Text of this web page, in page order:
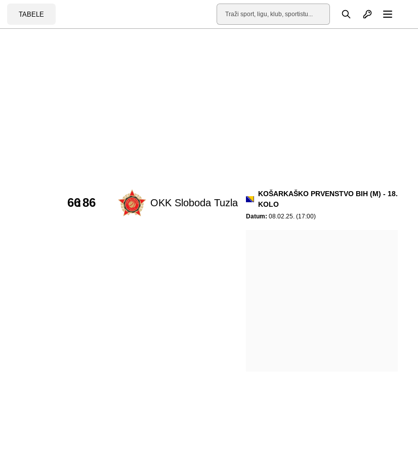
TABELE
Pretraga Otvori profil
OKK Sloboda Tuzla
66
:86
KOŠARKAŠKO PRVENSTVO BIH (M) - 18.
KOLO
Datum: 08.02.25. (17:00)